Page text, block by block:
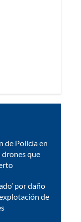
de Policía en
drones que
por daño
de